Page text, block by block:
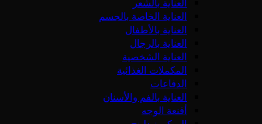
العناية بالشعر
العناية الخاصة بالجسم
العناية بالأطفال
العناية بالرجال
العناية الشخصية
المكملات الغذائية
الدفاعات
العناية بالفم والأسنان
أقنعة الوجه